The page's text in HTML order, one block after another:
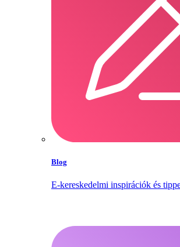
Blog
E‑kereskedelmi inspirációk és